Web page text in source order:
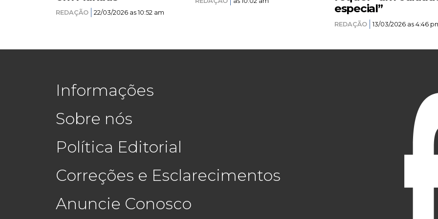
REDAÇÃO 22/03/2026 as 10:52 am
especial”
REDAÇÃO 13/03/2026 as 4:46
Informações
Sobre nós
Política Editorial
Correções e Esclarecimentos
Anuncie Conosco